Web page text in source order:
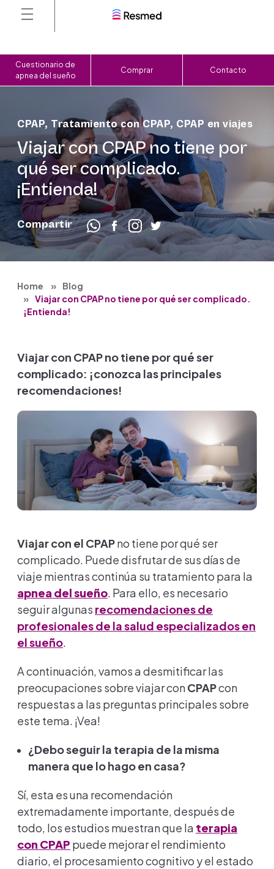
Cuestionario de
apnea del sueño
Comprar Contacto
CPAP, Tratamiento con CPAP, CPAP en viajes
Viajar con CPAP no tiene por
qué ser complicado.
¡Entienda!
Compartir
Home
Blog
Viajar con CPAP no tiene por qué ser complicado.
¡Entienda!
Viajar con CPAP no tiene por qué ser
complicado: ¡conozca las principales
recomendaciones!
Viajar con el CPAPno tiene por qué ser
complicado. Puede disfrutar de sus días de
viaje mientras continúa su tratamiento para la
apnea del sueño. Para ello, es necesario
seguir algunas recomendaciones de
profesionales de la salud especializados en
el sueño.
A continuación, vamos a desmitificar las
preocupaciones sobre viajar conCPAPcon
respuestas a las preguntas principales sobre
este tema. ¡Vea!
¿Debo seguir la terapia de la misma
manera que lo hago en casa?
Sí, esta es una recomendación
extremadamente importante, después de
todo, los estudios muestran que la terapia
con CPAP puede mejorar el rendimiento
diario, el procesamiento cognitivo y el estado